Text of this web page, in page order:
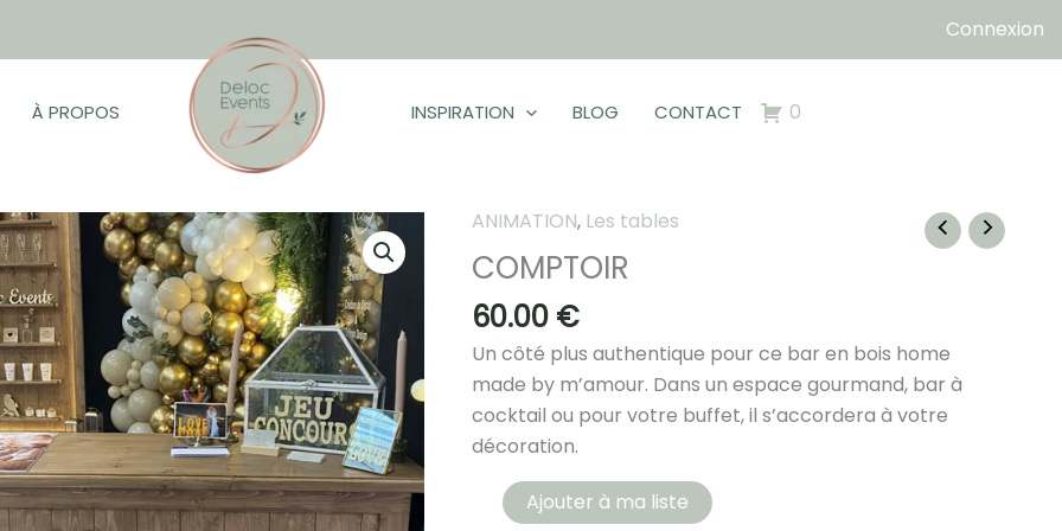
Connexion
À PROPOS INSPIRATION BLOG CONTACT 0
ANIMATION, Les tables
COMPTOIR
60.00 €
Un côté plus authentique pour ce bar en bois home
made by m’amour. Dans un espace gourmand, bar à
cocktail ou pour votre buffet, il s’accordera à votre
décoration.
quantitéAjouter à ma liste